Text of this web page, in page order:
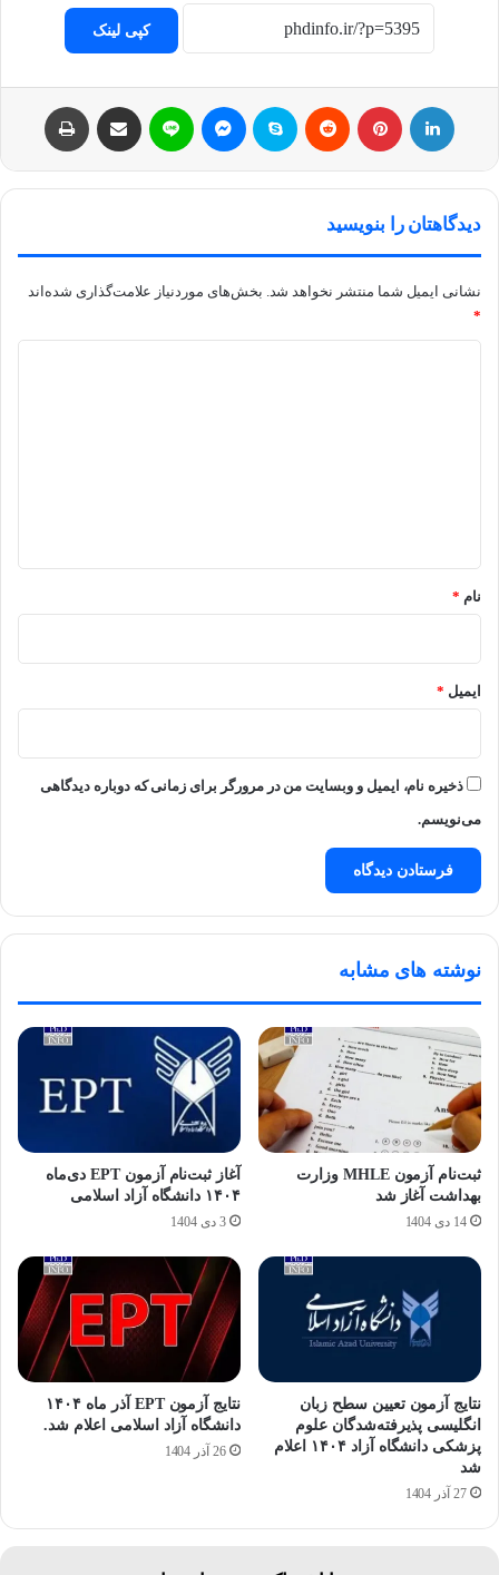
کپی لینک
دیدگاهتان را بنویسید
نشانی ایمیل شما منتشر نخواهد شد. بخش‌های موردنیاز علامت‌گذاری شده‌اند
*
نام *
ایمیل *
ذخیره نام، ایمیل و وبسایت من در مرورگر برای زمانی که دوباره دیدگاهی
می‌نویسم.
نوشته های مشابه
ثبت‌نام آزمون MHLE وزارت
بهداشت آغاز شد
14 دی 1404
آغاز ثبت‌نام آزمون EPT دی‌ماه
۱۴۰۴ دانشگاه آزاد اسلامی
3 دی 1404
نتایج آزمون تعیین سطح زبان
انگلیسی پذیرفته‌شدگان علوم
پزشکی دانشگاه آزاد ۱۴۰۴ اعلام
شد
27 آذر 1404
نتایج آزمون EPT آذر ماه ۱۴۰۴
دانشگاه آزاد اسلامی اعلام شد.
26 آذر 1404